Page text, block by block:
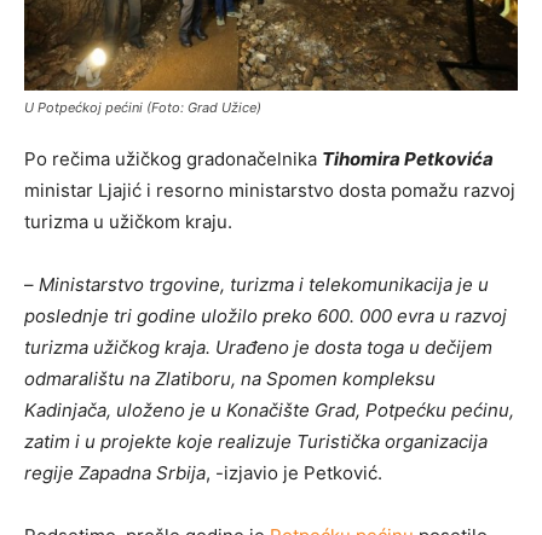
U Potpećkoj pećini (Foto: Grad Užice)
Po rečima užičkog gradonačelnika Tihomira Petkovića
ministar Ljajić i resorno ministarstvo dosta pomažu razvoj
turizma u užičkom kraju.
– Ministarstvo trgovine, turizma i telekomunikacija je u
poslednje tri godine uložilo preko 600. 000 evra u razvoj
turizma užičkog kraja. Urađeno je dosta toga u dečijem
odmaralištu na Zlatiboru, na Spomen kompleksu
Kadinjača, uloženo je u Konačište Grad, Potpećku pećinu,
zatim i u projekte koje realizuje Turistička organizacija
regije Zapadna Srbija, -izjavio je Petković.